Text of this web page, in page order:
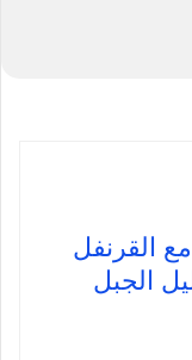
القرنفل
الجبل